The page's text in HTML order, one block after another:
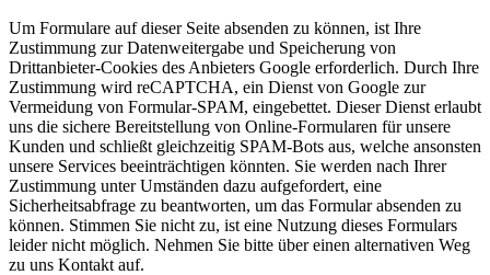
Um Formulare auf dieser Seite absenden zu können, ist Ihre
Zustimmung zur Datenweitergabe und Speicherung von
Drittanbieter-Cookies des Anbieters Google erforderlich. Durch Ihre
Zustimmung wird reCAPTCHA, ein Dienst von Google zur
Vermeidung von Formular-SPAM, eingebettet. Dieser Dienst erlaubt
uns die sichere Bereitstellung von Online-Formularen für unsere
Kunden und schließt gleichzeitig SPAM-Bots aus, welche ansonsten
unsere Services beeinträchtigen könnten. Sie werden nach Ihrer
Zustimmung unter Umständen dazu aufgefordert, eine
Sicherheitsabfrage zu beantworten, um das Formular absenden zu
können. Stimmen Sie nicht zu, ist eine Nutzung dieses Formulars
leider nicht möglich. Nehmen Sie bitte über einen alternativen Weg
zu uns Kontakt auf.